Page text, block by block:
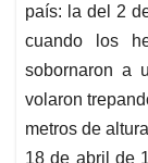
país: la del 2
cuando los
sobornaron a
volaron
metros de
18 de abril de